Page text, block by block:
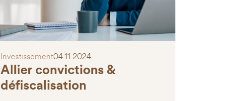
Investissement04.11.2024
Allier convictions &
défiscalisation